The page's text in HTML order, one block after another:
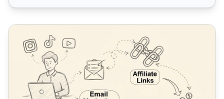
Cómo ganar dinero con el marketing de afiliados sin un